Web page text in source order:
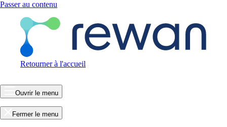
Passer au contenu
Retourner à l'accueil
Ouvrir le menu
Fermer le menu